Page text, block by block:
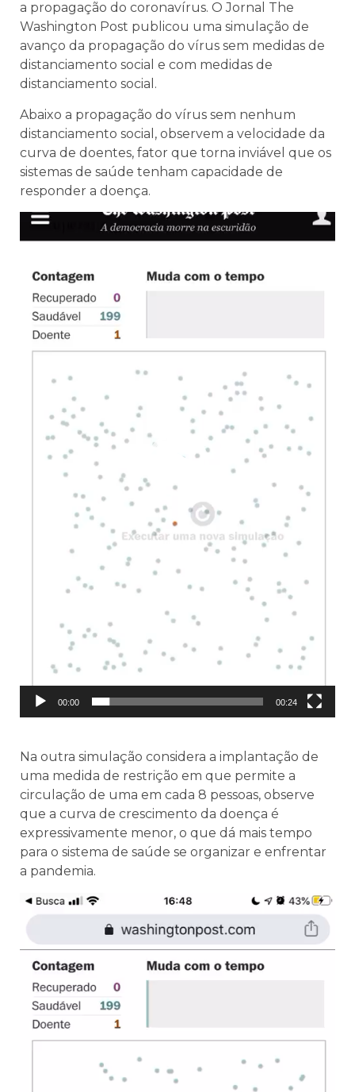
a propagação do coronavírus. O Jornal The
Washington Post publicou uma simulação de
avanço da propagação do vírus sem medidas de
distanciamento social e com medidas de
distanciamento social.
Abaixo a propagação do vírus sem nenhum
distanciamento social, observem a velocidade da
curva de doentes, fator que torna inviável que os
sistemas de saúde tenham capacidade de
responder a doença.
Tocador
de
00:00 00:24
Na outra simulação considera a implantação de
uma medida de restrição em que permite a
circulação de uma em cada 8 pessoas, observe
que a curva de crescimento da doença é
expressivamente menor, o que dá mais tempo
para o sistema de saúde se organizar e enfrentar
a pandemia.
Tocador
de
vídeo